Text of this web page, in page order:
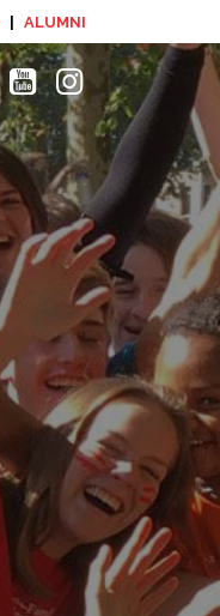
| ALUMNI